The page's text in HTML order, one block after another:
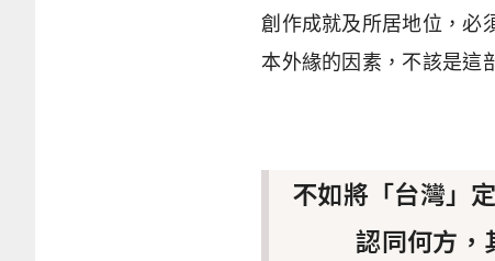
創作成就及所居地位，必
本外緣的因素，不該是這
不如將「台灣」
認同何方，